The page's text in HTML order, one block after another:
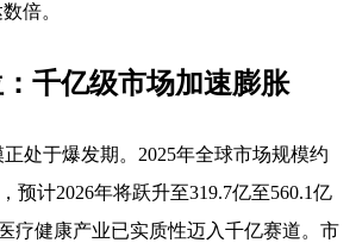
倍。
千亿级市场加速膨胀
处于爆发期。2025年全球市场规模约
预计2026年将跃升至319.7亿至560.1亿
疗健康产业已实质性迈入千亿赛道。市